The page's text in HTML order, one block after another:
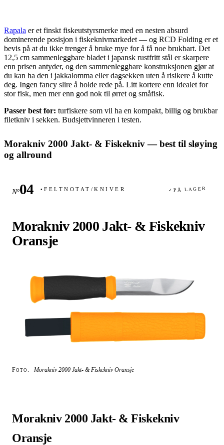
Rapala er et finskt fiskeutstyrsmerke med en nesten absurd
dominerende posisjon i fiskeknivmarkedet — og RCD Folding er et
bevis på at du ikke trenger å bruke mye for å få noe brukbart. Det
12,5 cm sammenleggbare bladet i japansk rustfritt stål er skarpere
enn prisen antyder, og den sammenleggbare konstruksjonen gjør at
du kan ha den i jakkalomma eller dagsekken uten å risikere å kutte
deg. Ingen fancy slire å holde rede på. Litt kortere enn idealet for
stor fisk, men mer enn god nok til ørret og småfisk.
Passer best for: turfiskere som vil ha en kompakt, billig og brukbar
filetkniv i sekken. Budsjettvinneren i testen.
Morakniv 2000 Jakt- & Fiskekniv — best til sløying
og allround
Nº ● FELTNOTAT /KNIVER ✓ PÅ LAGER
Morakniv 2000 Jakt- & Fiskekniv
Oransje
Foto. Morakniv 2000 Jakt- & Fiskekniv Oransje
Morakniv 2000 Jakt- & Fiskekniv
Oransje